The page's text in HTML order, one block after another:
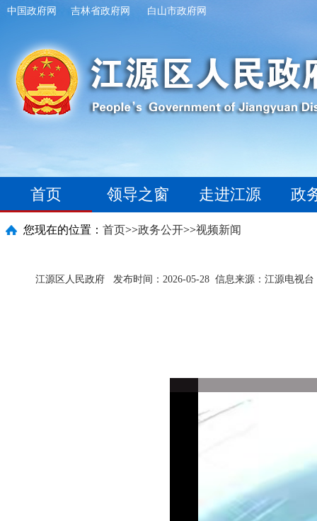
中国政府网 吉林省政府网 白山市政府网
首页 领导之窗 走进江源 政
您现在的位置： 首页>>政务公开>>视频新闻
江源区人民政府 发布时间：2026-05-28 信息来源：江源电视